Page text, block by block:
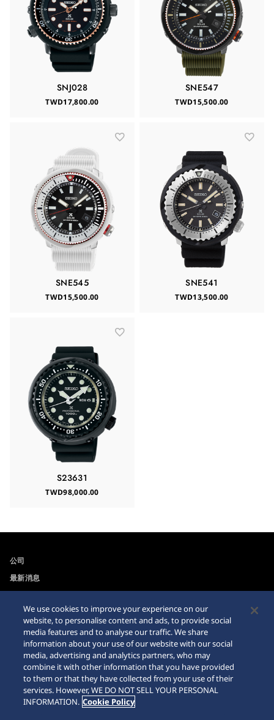
SNJ028
TWD17,800.00
SNE547
TWD15,500.00
SNE545
TWD15,500.00
SNE541
TWD13,500.00
S23631
TWD98,000.00
公司
最新消息
可訪問性
網站瀏覽器需求
網購警示
Sitemap
We use cookies to improve your experience on our
website, to personalise content and ads, to provide social
media features and to analyse our traffic. We share
information about your use of our website with our social
media, advertising and analytics partners, who may
combine it with other information that you have provided
to them or that they have collected from your use of their
services. However, WE DO NOT SELL YOUR PERSONAL
INFORMATION. Cookie Policy